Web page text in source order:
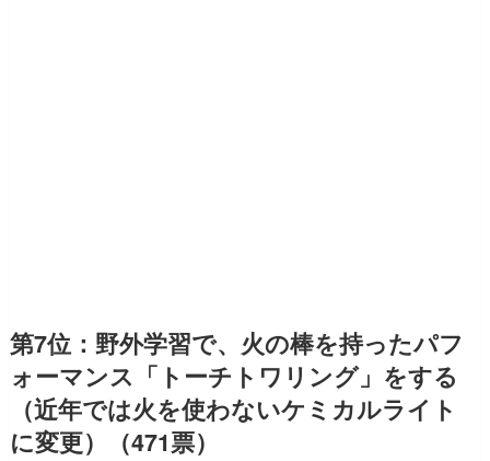
第7位：野外学習で、火の棒を持ったパフ
ォーマンス「トーチトワリング」をする
（近年では火を使わないケミカルライト
に変更）（471票）